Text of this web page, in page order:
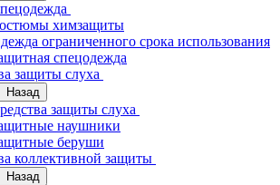
химзащиты
ограниченного срока использования
спецодежда
защиты слуха
Назад
защиты слуха
наушники
беруши
коллективной защиты
Назад